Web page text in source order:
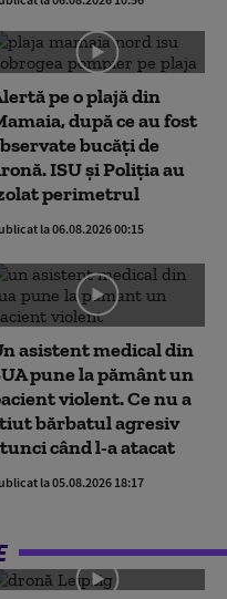
pe o plajă din
după ce au fost
bucăți de
ISU și Poliția au
perimetrul
la 06.08.2026 00:15
asistent medical din
pune la pământ un
violent. Ce nu a
bărbatul agresiv
când l-a atacat
la 05.08.2026 18:17